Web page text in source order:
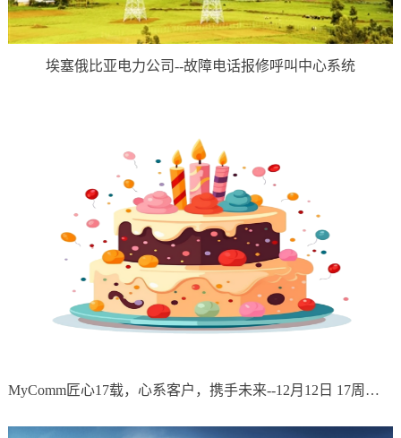
埃塞俄比亚电力公司--故障电话报修呼叫中心系统
MyComm匠心17载，心系客户，携手未来--12月12日 17周年庆